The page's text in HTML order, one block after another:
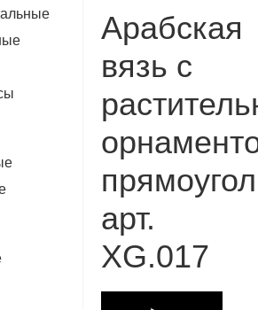
Арабская
вязь с
арт.
XG.017